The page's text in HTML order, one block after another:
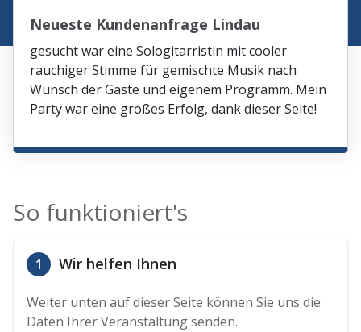
Neueste Kundenanfrage Lindau
gesucht war eine Sologitarristin mit cooler
rauchiger Stimme für gemischte Musik nach
Wunsch der Gäste und eigenem Programm. Mein
Party war eine großes Erfolg, dank dieser Seite!
So funktioniert's
1 Wir helfen Ihnen
Weiter unten auf dieser Seite können Sie uns die
Daten Ihrer Veranstaltung senden.